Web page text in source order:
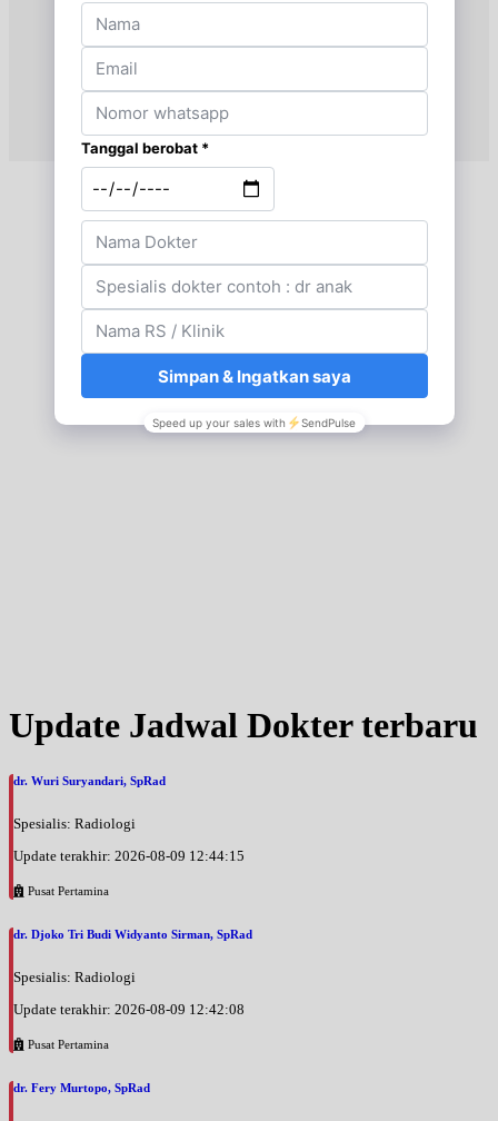
Update Jadwal Dokter terbaru
dr. Wuri Suryandari, SpRad
Spesialis: Radiologi
Update terakhir: 2026-08-09 12:44:15
Pusat Pertamina
dr. Djoko Tri Budi Widyanto Sirman, SpRad
Spesialis: Radiologi
Update terakhir: 2026-08-09 12:42:08
Pusat Pertamina
dr. Fery Murtopo, SpRad